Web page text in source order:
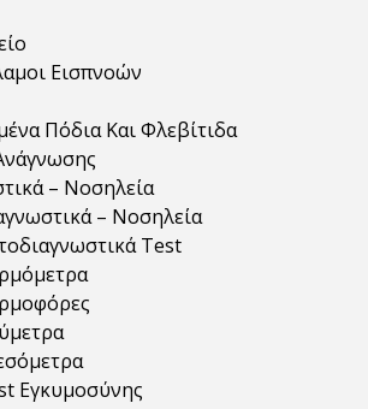
Εισπνοών
Πόδια Και Φλεβίτιδα
– Νοσηλεία
– Νοσηλεία
Test
Εγκυμοσύνης